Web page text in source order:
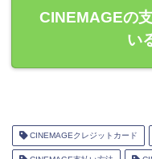
CINEMAGEの
い
CINEMAGEクレジットカード